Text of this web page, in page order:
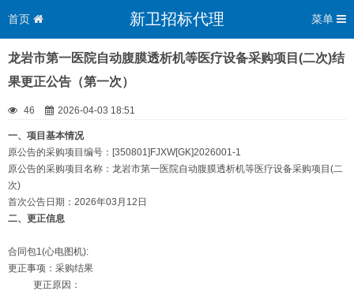
首页 新卫招标代理 菜单
龙岩市第一医院自动腹膜透析机等医疗设备采购项目(二次)结
果更正公告（第一次）
46 2026-04-03 18:51
一、项目基本情况
原公告的采购项目编号：[350801]FJXW[GK]2026001-1
原公告的采购项目名称：龙岩市第一医院自动腹膜透析机等医疗设备采购项目(二
次)
首次公告日期：2026年03月12日
二、更正信息
合同包1(心电图机):
更正事项：采购结果
更正原因：